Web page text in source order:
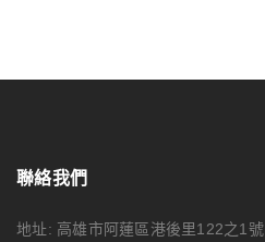
聯絡我們
地址: 高雄市阿蓮區港後里122之1號